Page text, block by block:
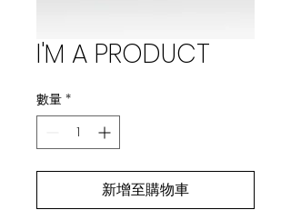
I'M A PRODUCT
數量 *
新增至購物車